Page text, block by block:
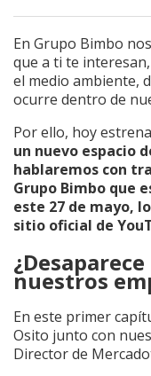
En Grupo Bimbo
que a ti te
el medio ambiente,
ocurre dentro de
Por ello, hoy
un nuevo espacio
hablaremos con
Grupo Bimbo que
este 27 de mayo,
sitio oficial de
nuestros
En este primer
Osito junto con
Director de